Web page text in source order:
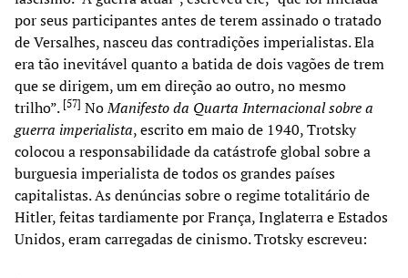
por seus participantes antes de terem assinado o tratado
de Versalhes, nasceu das contradições imperialistas. Ela
era tão inevitável quanto a batida de dois vagões de trem
que se dirigem, um em direção ao outro, no mesmo
trilho”. [57] NoManifesto da Quarta Internacional sobre a
guerra imperialista, escrito em maio de 1940, Trotsky
colocou a responsabilidade da catástrofe global sobre a
burguesia imperialista de todos os grandes países
capitalistas. As denúncias sobre o regime totalitário de
Hitler, feitas tardiamente por França, Inglaterra e Estados
Unidos, eram carregadas de cinismo. Trotsky escreveu: